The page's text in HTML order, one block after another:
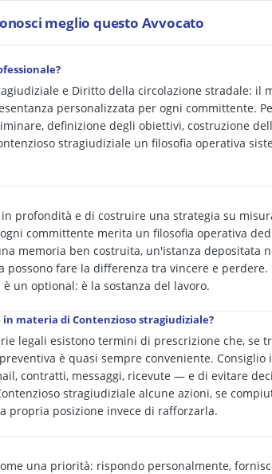
meglio questo Avvocato
e Diritto della circolazione stradale: il
personalizzata per ogni committente.
definizione degli obiettivi, costruzione
stragiudiziale un filosofia operativa
profondità e di costruire una strategia su
committente merita un filosofia operativa
memoria ben costruita, un'istanza depositata
fare la differenza tra vincere e perdere.
un optional: è la sostanza del lavoro.
materia di Contenzioso stragiudiziale?
legali esistono termini di prescrizione che, se
è quasi sempre conveniente. Consiglio
contratti, messaggi, ricevute — e di evitare
stragiudiziale alcune azioni, se
propria posizione invece di rafforzarla.
una priorità: rispondo personalmente,